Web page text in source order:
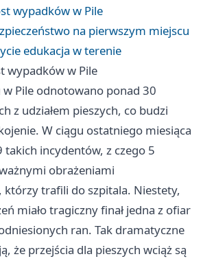
wypadków w Pile
na pierwszym miejscu
edukacja w terenie
wypadków w Pile
Pile odnotowano ponad 30
z udziałem pieszych, co budzi
W ciągu ostatniego miesiąca
takich incydentów, z czego 5
obrażeniami
którzy trafili do szpitala. Niestety,
miało tragiczny finał jedna z ofiar
ran. Tak dramatyczne
że przejścia dla pieszych wciąż są